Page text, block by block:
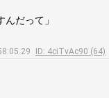
だって」
ID: 4ciTvAc90 (64)